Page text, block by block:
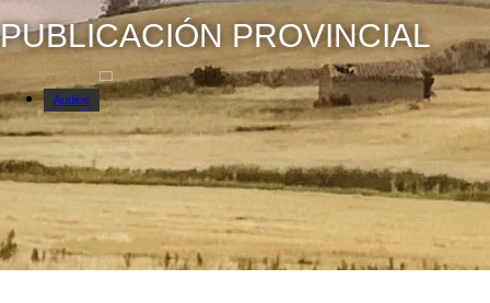
PUBLICACIÓN PROVINCIAL
Audios